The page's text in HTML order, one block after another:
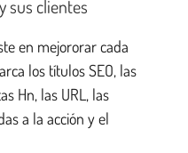
sus clientes
en mejororar cada
los títulos SEO, las
Hn, las URL, las
a la acción y el